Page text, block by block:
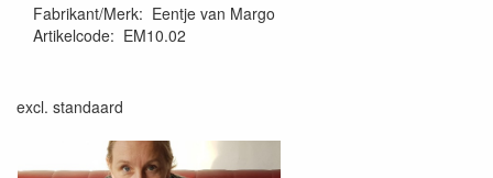
Fabrikant/Merk: Eentje van Margo
Artikelcode: EM10.02
excl. standaard